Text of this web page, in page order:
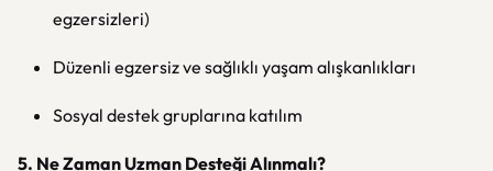
egzersizleri)
Düzenli egzersiz ve sağlıklı yaşam alışkanlıkları
Sosyal destek gruplarına katılım
5. Ne Zaman Uzman Desteği Alınmalı?